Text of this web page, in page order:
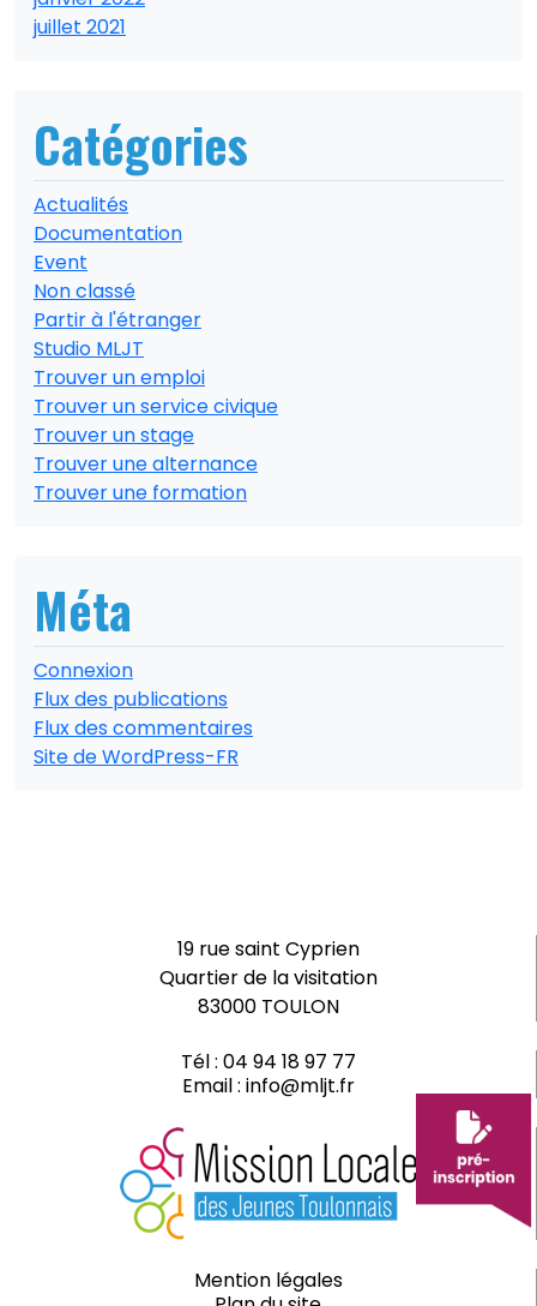
juillet 2021
Catégories
Actualités
Documentation
Event
Non classé
Partir à l'étranger
Studio MLJT
Trouver un emploi
Trouver un service civique
Trouver un stage
Trouver une alternance
Trouver une formation
Méta
Connexion
Flux des publications
Flux des commentaires
Site de WordPress-FR
19 rue saint Cyprien
Quartier de la visitation
83000 TOULON
Tél : 04 94 18 97 77
Email : info@mljt.fr
Mention légales